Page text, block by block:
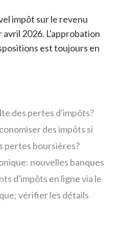
impôt sur le revenu
2026. L'approbation
est toujours en
des pertes d'impôts?
des impôts si
pertes boursières?
nouvelles banques
d'impôts en ligne via le
vérifier les détails